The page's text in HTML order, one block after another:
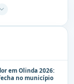
em Olinda 2026:
no município